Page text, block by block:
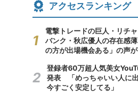
アクセスランキング
電撃トレードの巨人・リチ
バンク・秋広優人の存在感
の方が出場機会ある」の声が
登録者60万超人気美女
発表 「めっちゃいい人に
今すごく安定してる」